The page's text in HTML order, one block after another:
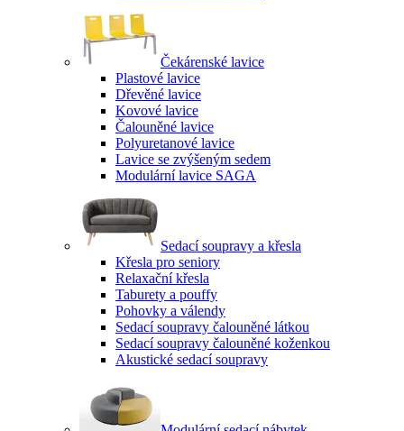
Čekárenské lavice
Plastové lavice
Dřevěné lavice
Kovové lavice
Čalouněné lavice
Polyuretanové lavice
Lavice se zvýšeným sedem
Modulární lavice SAGA
Sedací soupravy a křesla
Křesla pro seniory
Relaxační křesla
Taburety a pouffy
Pohovky a válendy
Sedací soupravy čalouněné látkou
Sedací soupravy čalouněné koženkou
Akustické sedací soupravy